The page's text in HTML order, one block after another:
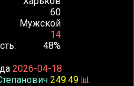
60
Мужской
14
48%
2026-04-18
249.49 📊